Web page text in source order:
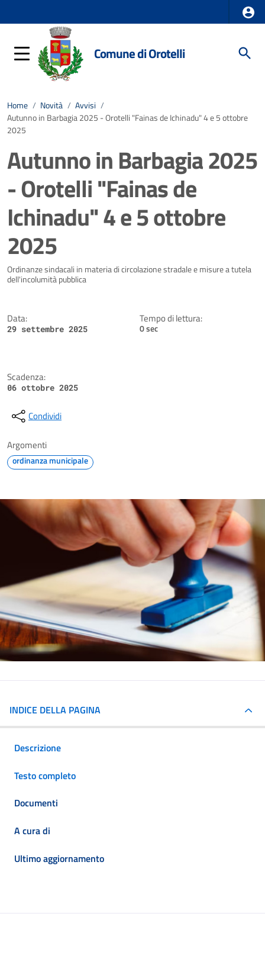
Comune di Orotelli
Home / Novità / Avvisi /
Autunno in Barbagia 2025 - Orotelli "Fainas de Ichinadu" 4 e 5 ottobre
2025
Autunno in Barbagia 2025
- Orotelli "Fainas de
Ichinadu" 4 e 5 ottobre
2025
Dettagli della notizia
Ordinanze sindacali in materia di circolazione stradale e misure a tutela
dell'incolumità pubblica
Data:
29 settembre 2025
Tempo di lettura:
0 sec
Scadenza:
06 ottobre 2025
Condividi
Argomenti
ordinanza municipale
INDICE DELLA PAGINA
Descrizione
Testo completo
Documenti
A cura di
Ultimo aggiornamento